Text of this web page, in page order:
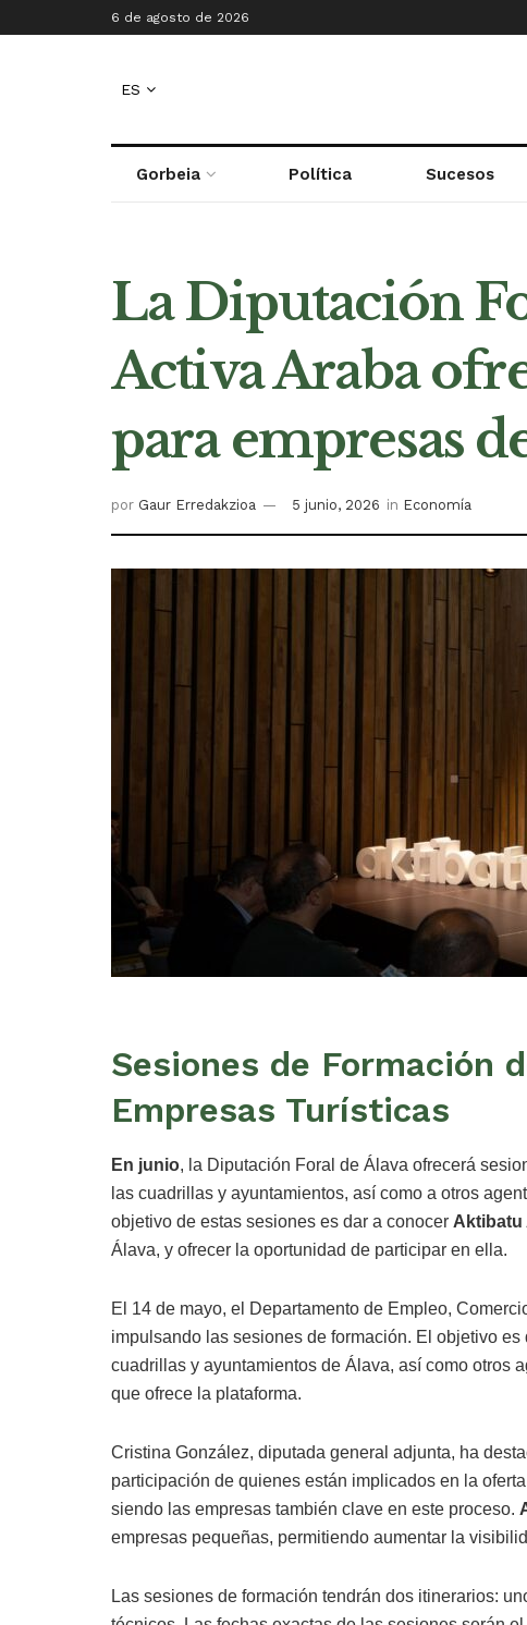
6 de agosto de 2026
ES
Gorbeia Política Sucesos
La Diputación
Activa Araba
para empresas
por Gaur Erredakzioa 5 junio, 2026 in Economía
Sesiones de Formación
Empresas Turísticas
En junio, la Diputación Foral de Álava ofrecerá
las cuadrillas y ayuntamientos, así como a otros
objetivo de estas sesiones es dar a conocer Aktibatu
Álava, y ofrecer la oportunidad de participar en ella.
El 14 de mayo, el Departamento de Empleo,
impulsando las sesiones de formación. El objetivo
cuadrillas y ayuntamientos de Álava, así como otros
que ofrece la plataforma.
Cristina González, diputada general adjunta, ha
participación de quienes están implicados en la
siendo las empresas también clave en este proceso.
empresas pequeñas, permitiendo aumentar la
Las sesiones de formación tendrán dos itinerarios: